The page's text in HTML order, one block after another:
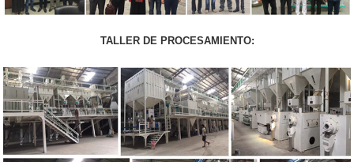
TALLER DE PROCESAMIENTO: